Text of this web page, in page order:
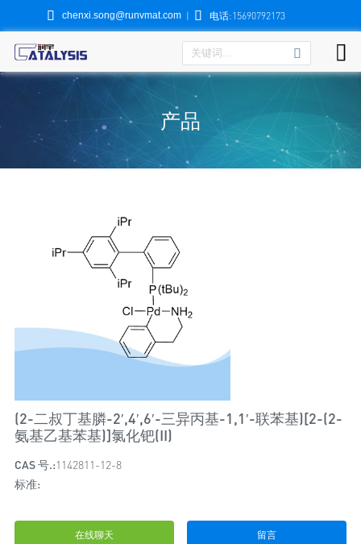
 chenxi.song@runvmat.com |  电话:15690792173

产品
(2-二叔丁基膦-2′,4′,6′-三异丙基-1,1′-联苯基)[2-(2-
氨基乙基苯基)]氯化钯(II)
CAS 号.:1142811-12-8
标准:
在线聊天 留言